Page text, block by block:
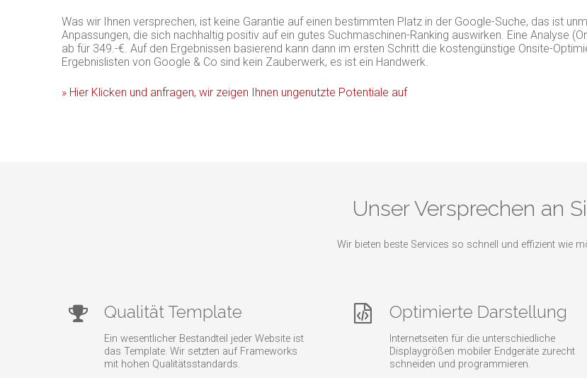
Was wir Ihnen versprechen, ist keine Garantie auf einen bestimmten Platz in der Google-Suche, das ist
Anpassungen, die sich nachhaltig positiv auf ein gutes Suchmaschinen-Ranking auswirken. Eine Analyse
ab für 349.-€. Auf den Ergebnissen basierend kann dann im ersten Schritt die kostengünstige Onsite-
Ergebnislisten von Google & Co sind kein Zauberwerk, es ist ein Handwerk.
» Hier Klicken und anfragen, wir zeigen Ihnen ungenutzte Potentiale auf
Unser Versprechen an
Wir bieten beste Services so schnell und effizient wie
Qualität Template
Ein wesentlicher Bestandteil jeder Website ist
das Template. Wir setzten auf Frameworks
mit hohen Qualitätsstandards.
Optimierte Darstellung
Internetseiten für die unterschiedliche
Displaygrößen mobiler Endgeräte zurecht
schneiden und programmieren.